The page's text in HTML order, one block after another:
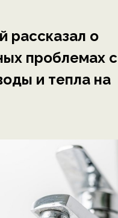
рассказал о
проблемах с
и тепла на